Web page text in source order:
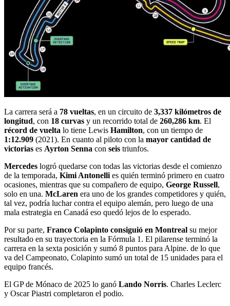
La carrera será a 78 vueltas, en un circuito de 3,337 kilómetros de
longitud, con 18 curvas y un recorrido total de 260,286 km. El
récord de vuelta lo tiene Lewis Hamilton, con un tiempo de
1:12.909 (2021). En cuanto al piloto con la mayor cantidad de
victorias es Ayrton Senna con seis triunfos.
Mercedes logró quedarse con todas las victorias desde el comienzo
de la temporada, Kimi Antonelli es quién terminó primero en cuatro
ocasiones, mientras que su compañero de equipo, George Russell,
solo en una. McLaren era uno de los grandes competidores y quién,
tal vez, podría luchar contra el equipo alemán, pero luego de una
mala estrategia en Canadá eso quedó lejos de lo esperado.
Por su parte, Franco Colapinto consiguió en Montreal su mejor
resultado en su trayectoria en la Fórmula 1. El pilarense terminó la
carrera en la sexta posición y sumó 8 puntos para Alpine. de lo que
va del Campeonato, Colapinto sumó un total de 15 unidades para el
equipo francés.
El GP de Mónaco de 2025 lo ganó Lando Norris. Charles Leclerc
y Oscar Piastri completaron el podio.